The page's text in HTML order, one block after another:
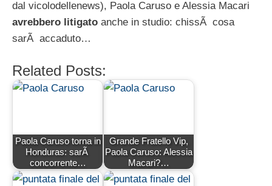
dal vicolodellenews), Paola Caruso e Alessia Macari
avrebbero litigato anche in studio: chissÃ cosa
sarÃ accaduto…
Related Posts:
Paola Caruso torna in
Honduras: sarÃ
concorrente…
Grande Fratello Vip,
Paola Caruso: Alessia
Macari?…